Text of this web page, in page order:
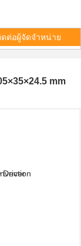
ต่อผู้จัดจำหน่าย
mm